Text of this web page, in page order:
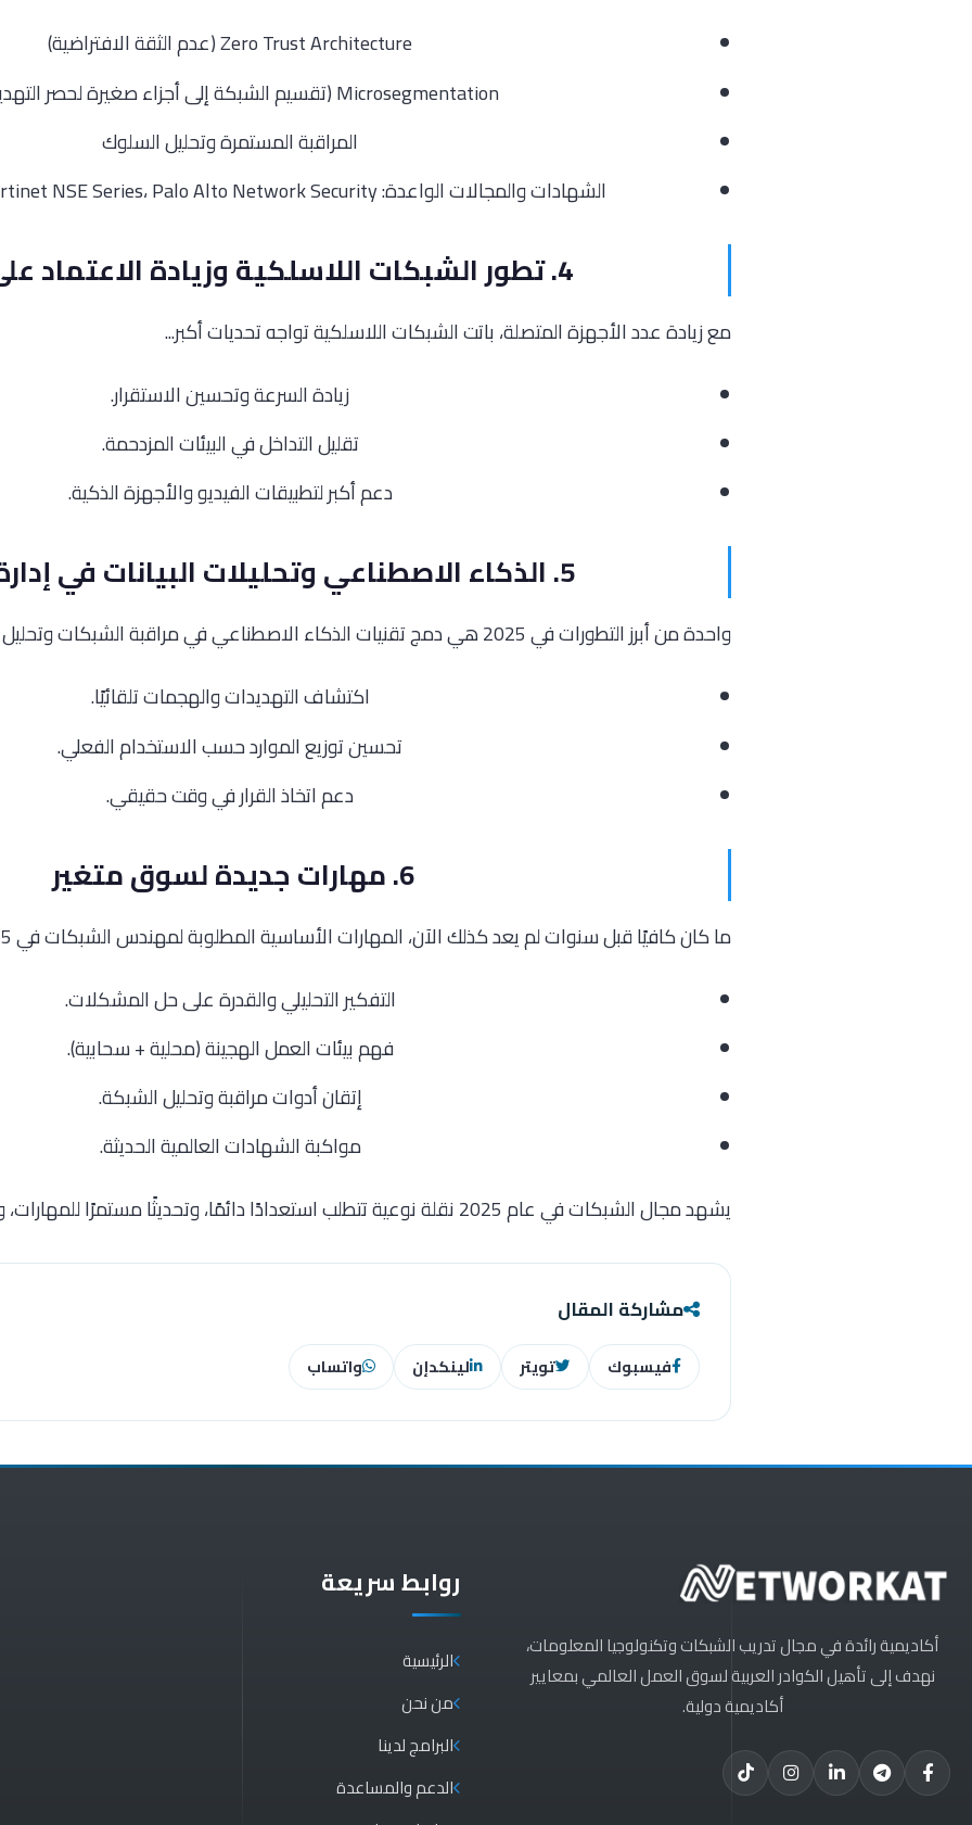
Zero Trust Architecture (عدم الثقة الافتراضية)
Microsegmentation (تقسيم الشبكة إلى أجزاء صغيرة لحصر التهديدات)
المراقبة المستمرة وتحليل السلوك
الشهادات والمجالات الواعدة: CCNP Security، Fortinet NSE Series، Palo Alto Network Security
4. تطور الشبكات اللاسلكية وزيادة الاعتماد على Wi-Fi 7
مع زيادة عدد الأجهزة المتصلة، باتت الشبكات اللاسلكية تواجه تحديات أكبر...
زيادة السرعة وتحسين الاستقرار.
تقليل التداخل في البيئات المزدحمة.
دعم أكبر لتطبيقات الفيديو والأجهزة الذكية.
5. الذكاء الاصطناعي وتحليلات البيانات في إدارة الشبكة
واحدة من أبرز التطورات في 2025 هي دمج تقنيات الذكاء الاصطناعي في مراقبة الشبكات وتحليل بياناتها...
اكتشاف التهديدات والهجمات تلقائيًا.
تحسين توزيع الموارد حسب الاستخدام الفعلي.
دعم اتخاذ القرار في وقت حقيقي.
6. مهارات جديدة لسوق متغير
ما كان كافيًا قبل سنوات لم يعد كذلك الآن، المهارات الأساسية المطلوبة لمهندس الشبكات في 2025 تشمل:
التفكير التحليلي والقدرة على حل المشكلات.
فهم بيئات العمل الهجينة (محلية + سحابية).
إتقان أدوات مراقبة وتحليل الشبكة.
مواكبة الشهادات العالمية الحديثة.
يشهد مجال الشبكات في عام 2025 نقلة نوعية تتطلب استعدادًا دائمًا، وتحديثًا مستمرًا للمهارات، وفهمًا عميقًا للتقنيات الناشئة...
مشاركة المقال
فيسبوك تويتر لينكدإن واتساب
أكاديمية رائدة في مجال تدريب الشبكات وتكنولوجيا المعلومات،
نهدف إلى تأهيل الكوادر العربية لسوق العمل العالمي بمعايير
أكاديمية دولية.
روابط سريعة
الرئيسية
من نحن
البرامج لدينا
الدعم والمساعدة